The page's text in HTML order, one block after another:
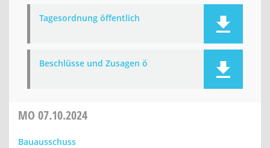
Tagesordnung öffentlich
Beschlüsse und Zusagen ö
MO 07.10.2024
Bauausschuss